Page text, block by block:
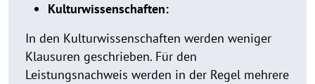
Kulturwissenschaften:
In den Kulturwissenschaften werden weniger
Klausuren geschrieben. Für den
Leistungsnachweis werden in der Regel mehrere